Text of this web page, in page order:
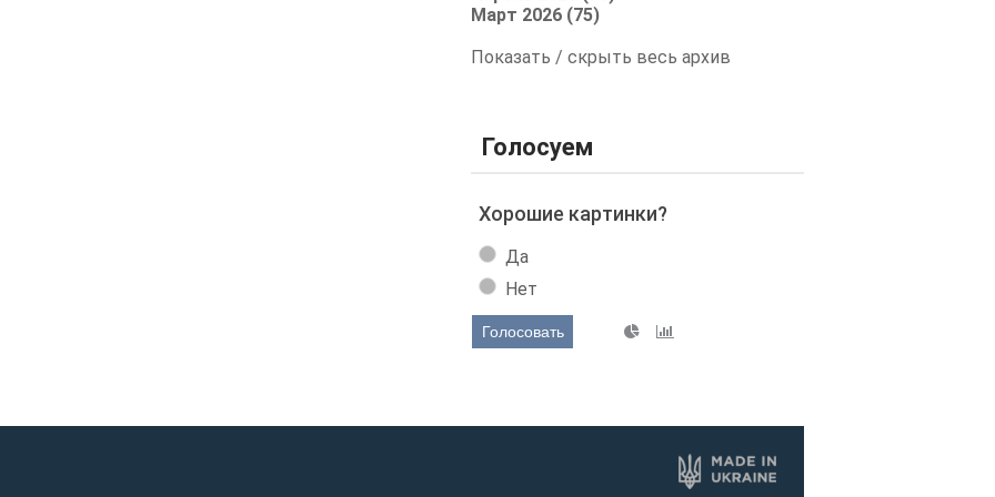
Март 2026 (75)
Показать / скрыть весь архив
Голосуем
Хорошие картинки?
Да
Нет
Голосовать